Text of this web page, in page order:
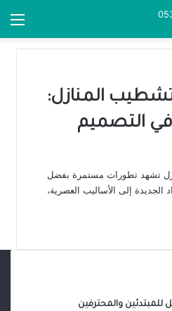
المنازل:
في التصميم
تشهد تطورات مستمرة بفضل
الجديدة إلى الأساليب العصرية،
للمبتدئين والمحترفين